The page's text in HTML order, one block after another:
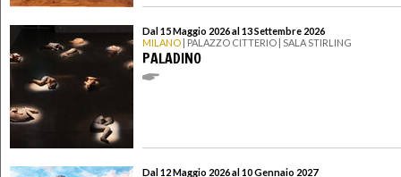
Dal 15 Maggio 2026 al 13 Settembre 2026
MILANO | PALAZZO CITTERIO | SALA STIRLING
PALADINO
Dal 12 Maggio 2026 al 10 Gennaio 2027